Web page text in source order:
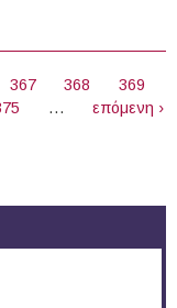
and Mobility Forum
367 368
369
…
επόμενη ›